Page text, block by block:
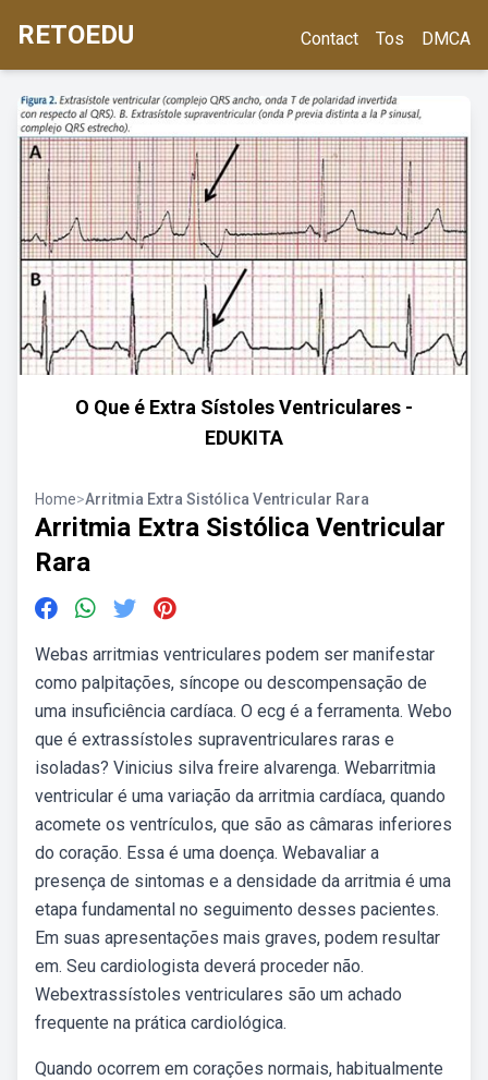
RETOEDU Contact Tos DMCA
O Que é Extra Sístoles Ventriculares -
EDUKITA
Home>Arritmia Extra Sistólica Ventricular Rara
Arritmia Extra Sistólica Ventricular
Rara
Webas arritmias ventriculares podem ser manifestar
como palpitações, síncope ou descompensação de
uma insuficiência cardíaca. O ecg é a ferramenta. Webo
que é extrassístoles supraventriculares raras e
isoladas? Vinicius silva freire alvarenga. Webarritmia
ventricular é uma variação da arritmia cardíaca, quando
acomete os ventrículos, que são as câmaras inferiores
do coração. Essa é uma doença. Webavaliar a
presença de sintomas e a densidade da arritmia é uma
etapa fundamental no seguimento desses pacientes.
Em suas apresentações mais graves, podem resultar
em. Seu cardiologista deverá proceder não.
Webextrassístoles ventriculares são um achado
frequente na prática cardiológica.
Quando ocorrem em corações normais, habitualmente